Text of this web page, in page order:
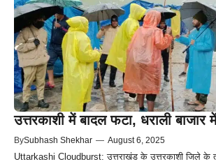
उत्तरकाशी में बादल फटा, धराली बाजार
BySubhash Shekhar — August 6, 2025
Uttarkashi Cloudburst: उत्तराखंड के उत्तरकाशी जिले के